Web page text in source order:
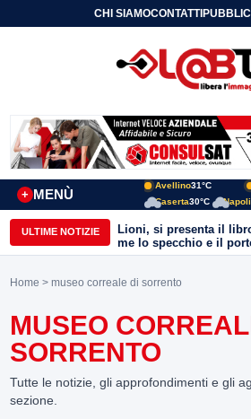
CHI SIAMOCONTATTI
MENÙ
+
Avellino31°C
Caserta30°C Napoli
ULTIME NOTIZIE
Lioni, si presenta il
me lo specchio e il
“Gettiamo un seme
Home > museo correale di sorrento
MUSEO
SORRENTO
Tutte le notizie, gli approfondimenti e gli
sezione.